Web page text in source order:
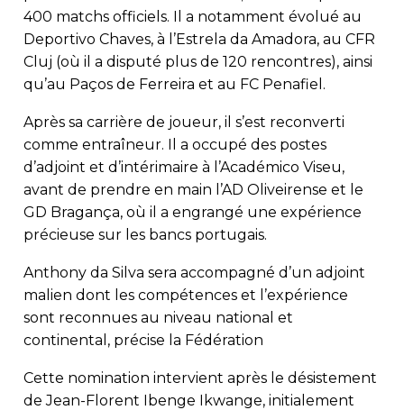
400 matchs officiels. Il a notamment évolué au
Deportivo Chaves, à l’Estrela da Amadora, au CFR
Cluj (où il a disputé plus de 120 rencontres), ainsi
qu’au Paços de Ferreira et au FC Penafiel.
Après sa carrière de joueur, il s’est reconverti
comme entraîneur. Il a occupé des postes
d’adjoint et d’intérimaire à l’Académico Viseu,
avant de prendre en main l’AD Oliveirense et le
GD Bragança, où il a engrangé une expérience
précieuse sur les bancs portugais.
Anthony da Silva sera accompagné d’un adjoint
malien dont les compétences et l’expérience
sont reconnues au niveau national et
continental, précise la Fédération
Cette nomination intervient après le désistement
de Jean-Florent Ibenge Ikwange, initialement